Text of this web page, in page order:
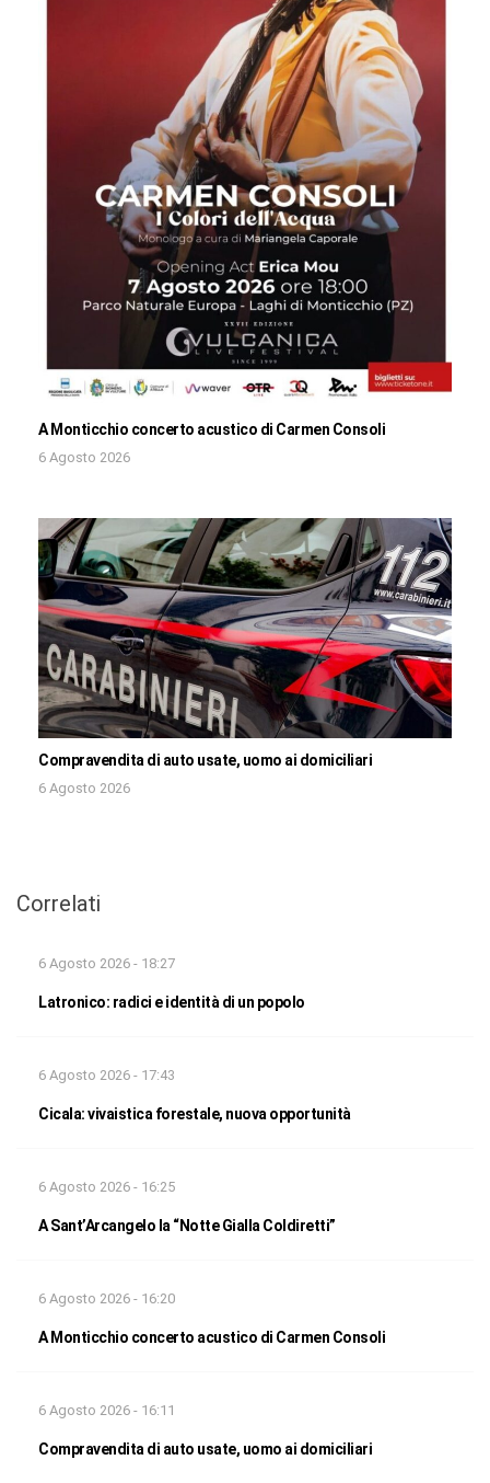
A Monticchio concerto acustico di Carmen Consoli
6 Agosto 2026
Compravendita di auto usate, uomo ai domiciliari
6 Agosto 2026
Correlati
6 Agosto 2026 - 18:27
Latronico: radici e identità di un popolo
6 Agosto 2026 - 17:43
Cicala: vivaistica forestale, nuova opportunità
6 Agosto 2026 - 16:25
A Sant’Arcangelo la “Notte Gialla Coldiretti”
6 Agosto 2026 - 16:20
A Monticchio concerto acustico di Carmen Consoli
6 Agosto 2026 - 16:11
Compravendita di auto usate, uomo ai domiciliari